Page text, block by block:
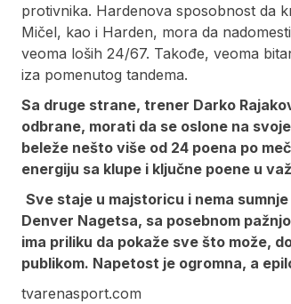
protivnika. Hardenova sposobnost da
Mičel, kao i Harden, mora da
veoma loših 24/67. Takođe, veoma
iza pomenutog tandema.
Sa druge strane, trener Darko
odbrane, morati da se oslone na
beleže nešto više od 24 poena po
energiju sa klupe i ključne poene u
Sve staje u majstoricu i nema
Denver Nagetsa, sa posebnom
ima priliku da pokaže sve što može,
publikom. Napetost je ogromna, a
tvarenasport.com